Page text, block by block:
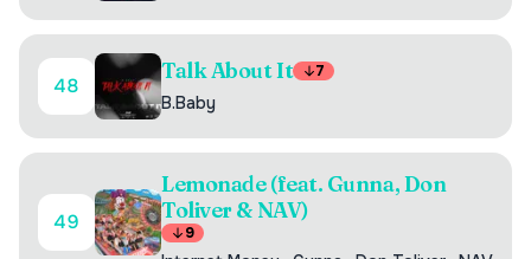
48
Talk About It 7
B.Baby
49
Lemonade (feat. Gunna, Don
Toliver & NAV)
9